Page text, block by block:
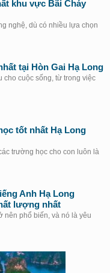
khu vực Bãi Cháy
nghệ, dù có nhiều lựa chọn
tại Hòn Gai Hạ Long
cho cuộc sống, từ trong việc
tốt nhất Hạ Long
trường học cho con luôn là
Anh Hạ Long
lượng nhất
nên phổ biến, và nó là yêu